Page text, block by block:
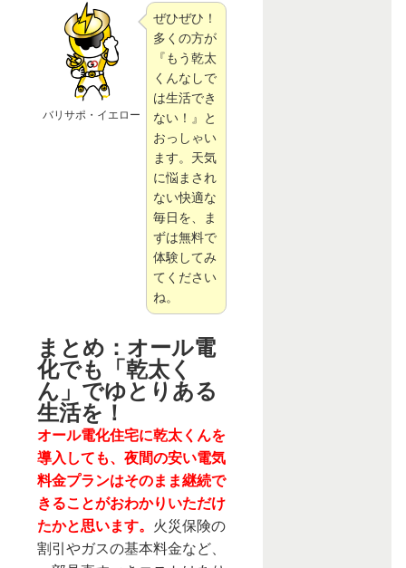
バリサポ・イエロー
ぜひぜひ！
多くの方が
『もう乾太
くんなしで
は生活でき
ない！』と
おっしゃい
ます。天気
に悩まされ
ない快適な
毎日を、ま
ずは無料で
体験してみ
てください
ね。
まとめ：オール電
化でも「乾太く
ん」でゆとりある
生活を！
オール電化住宅に乾太くんを
導入しても、夜間の安い電気
料金プランはそのまま継続で
きることがおわかりいただけ
たかと思います。 火災保険の
割引やガスの基本料金など、